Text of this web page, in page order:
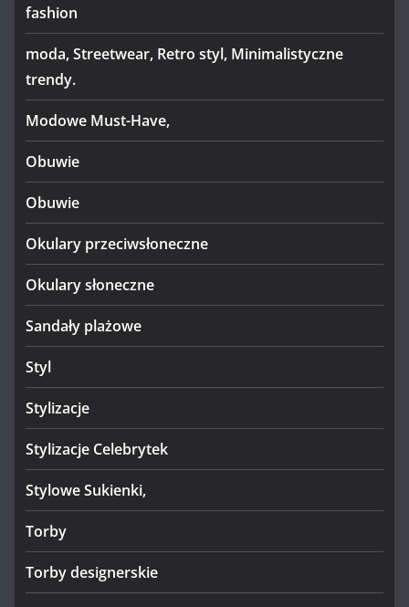
fashion
moda, Streetwear, Retro styl, Minimalistyczne
trendy.
Modowe Must-Have,
Obuwie
Obuwie
Okulary przeciwsłoneczne
Okulary słoneczne
Sandały plażowe
Styl
Stylizacje
Stylizacje Celebrytek
Stylowe Sukienki,
Torby
Torby designerskie